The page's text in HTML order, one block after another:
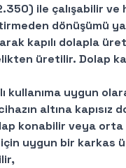
ile çalışabilir
dönüşümü
kapılı dolapla
üretilir. Dolap
kullanıma uygun
altına kapısız
konabilir veya orta
uygun bir karkas